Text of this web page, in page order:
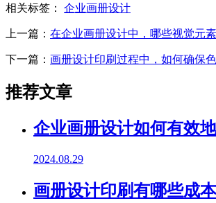
相关标签： 企业画册设计
上一篇： 在企业画册设计中，哪些视觉元
下一篇： 画册设计印刷过程中，如何确保
推荐文章
企业画册设计如何有效
2024.08.29
画册设计印刷有哪些成